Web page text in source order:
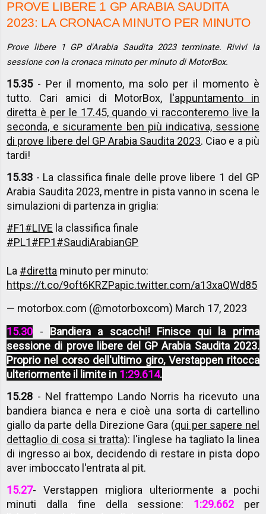
PROVE LIBERE 1 GP ARABIA SAUDITA
2023: LA CRONACA MINUTO PER MINUTO
Prove libere 1 GP d'Arabia Saudita 2023 terminate. Rivivi la
sessione con la cronaca minuto per minuto di MotorBox.
15.35- Per il momento, ma solo per il momento è
tutto. Cari amici di MotorBox,
l'appuntamento in
diretta è per le 17.45, quando vi racconteremo live la
seconda, e sicuramente ben più indicativa, sessione
di prove libere del GP Arabia Saudita 2023. Ciao e a più
tardi!
15.33 - La classifica finale delle prove libere 1 del GP
Arabia Saudita 2023, mentre in pista vanno in scena le
simulazioni di partenza in griglia:
#F1#LIVE la classifica finale
#PL1#FP1#SaudiArabianGP
La #diretta minuto per minuto:
https://t.co/9oft6KRZPapic.twitter.com/a13xaQWd85
— motorbox.com (@motorboxcom) March 17, 2023
15.30 - Bandiera a scacchi! Finisce qui la prima
sessione di prove libere del GP Arabia Saudita 2023.
Proprio nel corso dell'ultimo giro, Verstappen ritocca
ulteriormente il limite in 1:29.614.
15.28 - Nel frattempo Lando Norris ha ricevuto una
bandiera bianca e nera e cioè una sorta di cartellino
giallo da parte della Direzione Gara (qui per sapere nel
dettaglio di cosa si tratta): l'inglese ha tagliato la linea
di ingresso ai box, decidendo di restare in pista dopo
aver imboccato l'entrata al pit.
15.27- Verstappen migliora ulteriormente a pochi
minuti dalla fine della sessione: 1:29.662 per